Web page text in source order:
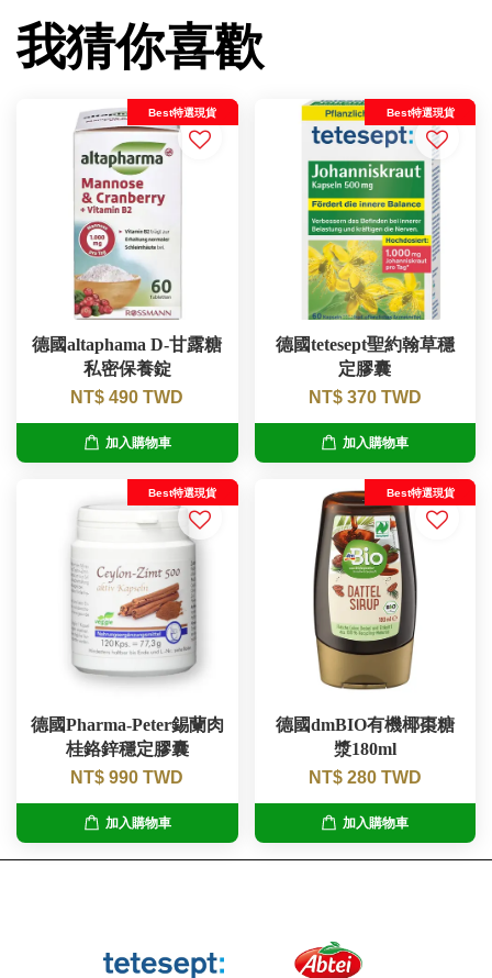
我猜你喜歡
Best特選現貨
德國altaphama D-甘露糖
私密保養錠
NT$ 490 TWD
加入購物車
Best特選現貨
德國tetesept聖約翰草穩
定膠囊
NT$ 370 TWD
加入購物車
Best特選現貨
德國Pharma-Peter錫蘭肉
桂鉻鋅穩定膠囊
NT$ 990 TWD
加入購物車
Best特選現貨
德國dmBIO有機椰棗糖
漿180ml
NT$ 280 TWD
加入購物車